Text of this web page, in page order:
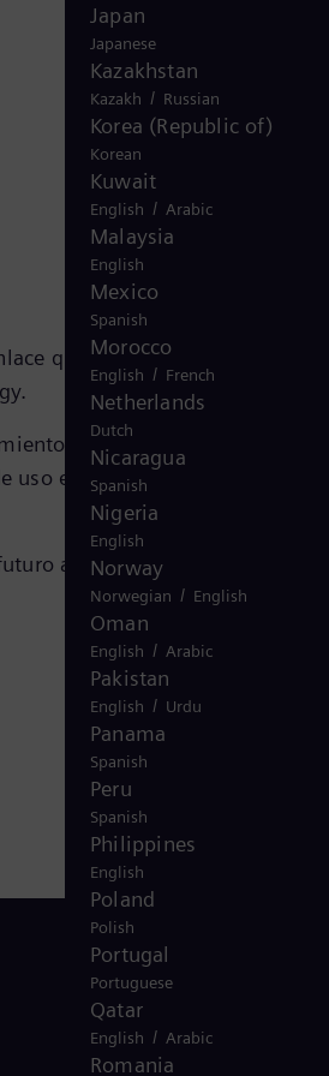
Japan
Japanese
Kazakhstan
Kazakh / Russian
Korea (Republic of)
Korean
Kuwait
English / Arabic
Malaysia
English
Mexico
Spanish
Morocco
English / French
Netherlands
Dutch
Nicaragua
Spanish
Nigeria
English
Norway
Norwegian / English
Oman
English / Arabic
Pakistan
English / Urdu
Panama
Spanish
Peru
Spanish
Philippines
English
Poland
Polish
Portugal
Portuguese
Qatar
English / Arabic
Romania
que se encuentra en la
Además de la posibilidad
eliminando las cookies en
a menos que brinde un